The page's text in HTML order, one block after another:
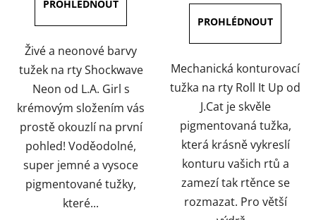
z
5
hvězdiček.
Živé a neonové barvy
tužek na rty Shockwave
Neon od L.A. Girl s
krémovým složením vás
prostě okouzlí na první
pohled! Voděodolné,
super jemné a vysoce
pigmentované tužky,
které...
5
hvězdiček.
Mechanická konturovací
tužka na rty Roll It Up od
J.Cat je skvěle
pigmentovaná tužka,
která krásně vykreslí
konturu vašich rtů a
zamezí tak rtěnce se
rozmazat. Pro větší